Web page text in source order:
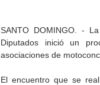
SANTO DOMINGO. -
Diputados inició un
asociaciones de
El encuentro que se